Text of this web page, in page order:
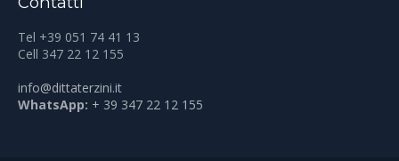
Tel +39 051 74 41 13
Cell 347 22 12 155
info@dittaterzini.it
WhatsApp: + 39 347 22 12 155